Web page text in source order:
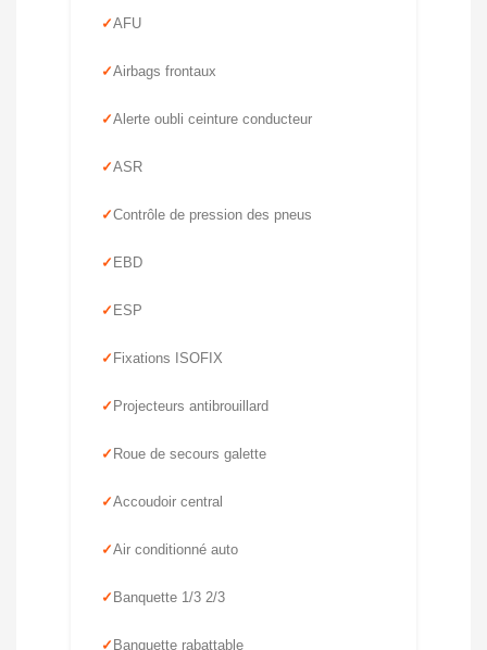
AFU
Airbags frontaux
Alerte oubli ceinture conducteur
ASR
Contrôle de pression des pneus
EBD
ESP
Fixations ISOFIX
Projecteurs antibrouillard
Roue de secours galette
Accoudoir central
Air conditionné auto
Banquette 1/3 2/3
Banquette rabattable